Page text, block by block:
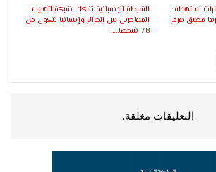
استهداف
مضيق هرمز
الشرطة الإسبانية تفكك شبكة لتهريب
المهاجرين بين الجزائر وإسبانيا تتكون من
78 شخصا..…
التعليقات مغلقة.